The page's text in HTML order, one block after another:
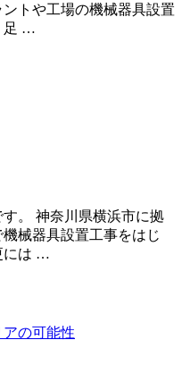
トや工場の機械器具設置
足 …
。 神奈川県横浜市に拠
械器具設置工事をはじ
には …